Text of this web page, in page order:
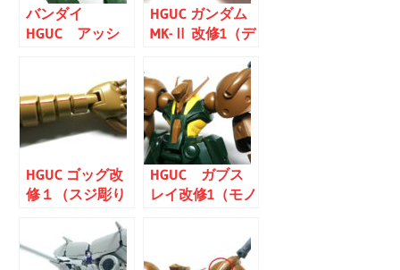
バンダイ
HGUC アッシ
HGUC ガンダム
MK-Ⅱ 改修1（デ
プ）
HGUC ゴッグ改
修１（スジ彫り
化）
HGUC ガブス
レイ改修1（モノ